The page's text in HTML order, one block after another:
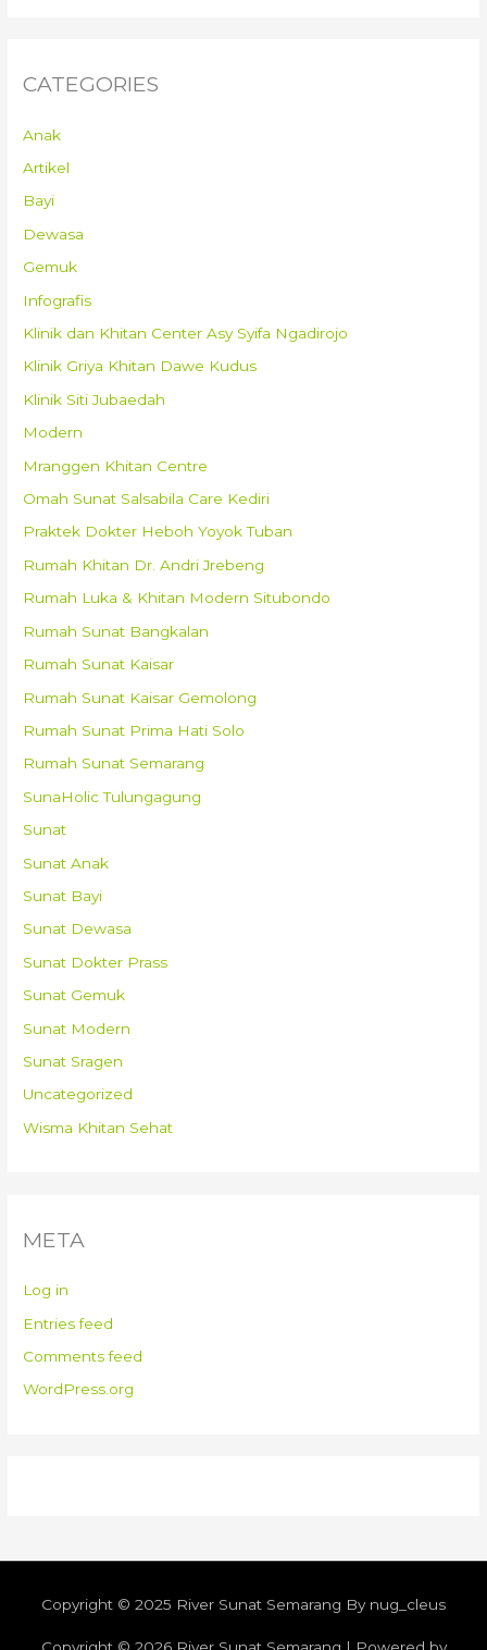
CATEGORIES
Anak
Artikel
Bayi
Dewasa
Gemuk
Infografis
Klinik dan Khitan Center Asy Syifa Ngadirojo
Klinik Griya Khitan Dawe Kudus
Klinik Siti Jubaedah
Modern
Mranggen Khitan Centre
Omah Sunat Salsabila Care Kediri
Praktek Dokter Heboh Yoyok Tuban
Rumah Khitan Dr. Andri Jrebeng
Rumah Luka & Khitan Modern Situbondo
Rumah Sunat Bangkalan
Rumah Sunat Kaisar
Rumah Sunat Kaisar Gemolong
Rumah Sunat Prima Hati Solo
Rumah Sunat Semarang
SunaHolic Tulungagung
Sunat
Sunat Anak
Sunat Bayi
Sunat Dewasa
Sunat Dokter Prass
Sunat Gemuk
Sunat Modern
Sunat Sragen
Uncategorized
Wisma Khitan Sehat
META
Log in
Entries feed
Comments feed
WordPress.org
Copyright © 2025 River Sunat Semarang By nug_cleus